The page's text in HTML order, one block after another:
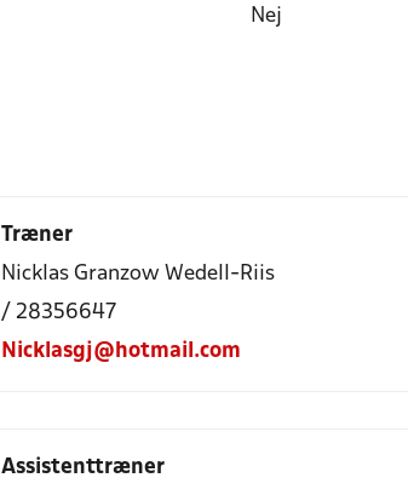
Nej
Træner
Nicklas Granzow Wedell-Riis
/ 28356647
Nicklasgj@hotmail.com
Assistenttræner